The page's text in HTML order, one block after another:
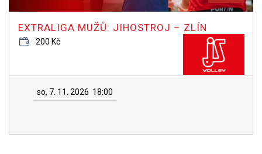
EXTRALIGA MUŽŮ: JIHOSTROJ – ZLÍN
200 Kč
so, 7. 11. 2026 18:00